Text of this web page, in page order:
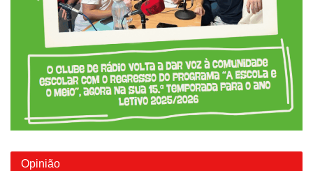
Opinião